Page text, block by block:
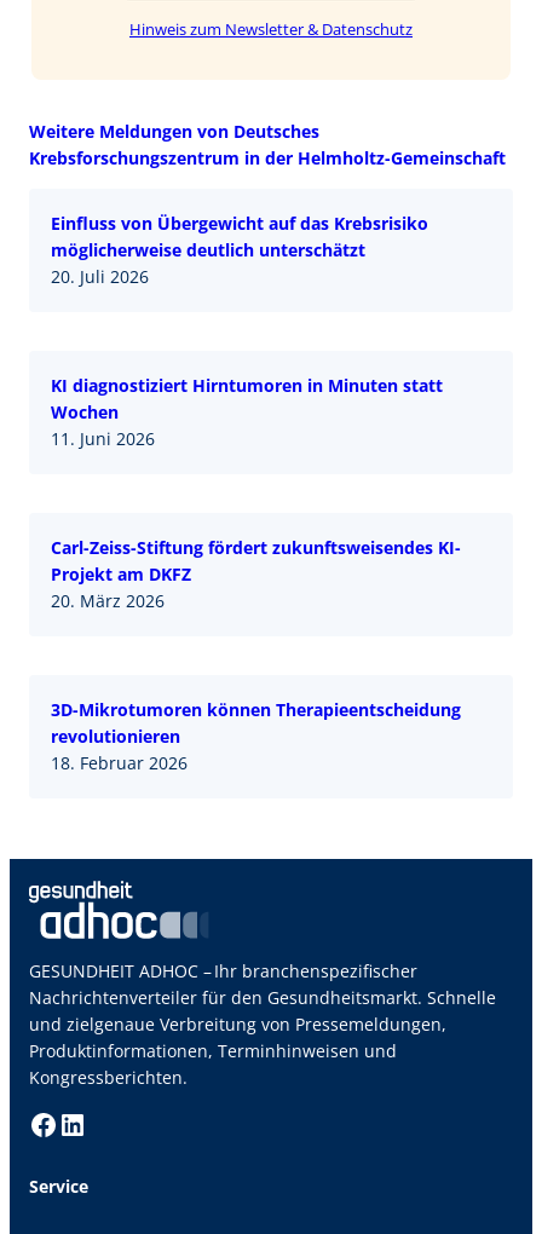
Hinweis zum Newsletter & Datenschutz
Weitere Meldungen von Deutsches
Krebsforschungszentrum in der Helmholtz-Gemeinschaft
Einfluss von Übergewicht auf das Krebsrisiko
möglicherweise deutlich unterschätzt
20. Juli 2026
KI diagnostiziert Hirntumoren in Minuten statt
Wochen
11. Juni 2026
Carl-Zeiss-Stiftung fördert zukunftsweisendes KI-
Projekt am DKFZ
20. März 2026
3D-Mikrotumoren können Therapieentscheidung
revolutionieren
18. Februar 2026
GESUNDHEIT ADHOC – Ihr branchenspezifischer
Nachrichtenverteiler für den Gesundheitsmarkt. Schnelle
und zielgenaue Verbreitung von Pressemeldungen,
Produktinformationen, Terminhinweisen und
Kongressberichten.
Facebook LinkedIn
Service